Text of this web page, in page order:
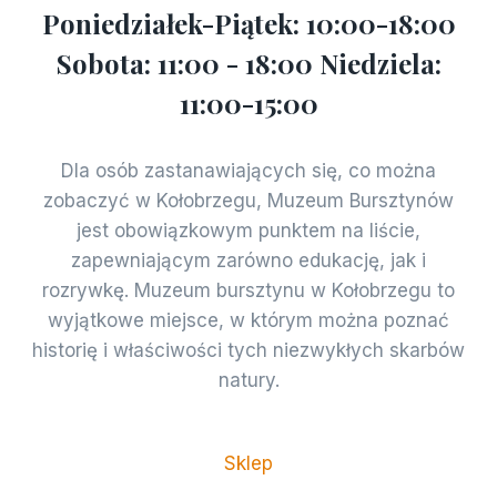
Poniedziałek-Piątek: 10:00-18:00
Sobota: 11:00 - 18:00 Niedziela:
11:00-15:00
Dla osób zastanawiających się, co można
zobaczyć w Kołobrzegu, Muzeum Bursztynów
jest obowiązkowym punktem na liście,
zapewniającym zarówno edukację, jak i
rozrywkę. Muzeum bursztynu w Kołobrzegu to
wyjątkowe miejsce, w którym można poznać
historię i właściwości tych niezwykłych skarbów
natury.
Sklep